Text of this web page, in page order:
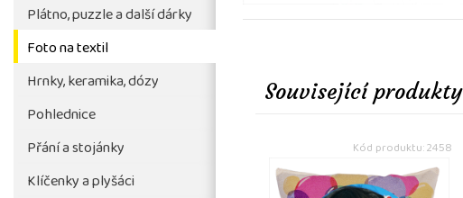
fotografie bude aktivni až
po vyúčtování objednávky
školy
Plátno, puzzle a další dárky
Foto na textil
Hrnky, keramika, dózy
Pohlednice
Přání a stojánky
Klíčenky a plyšáci
Související produkty
Kód produktu: 2458